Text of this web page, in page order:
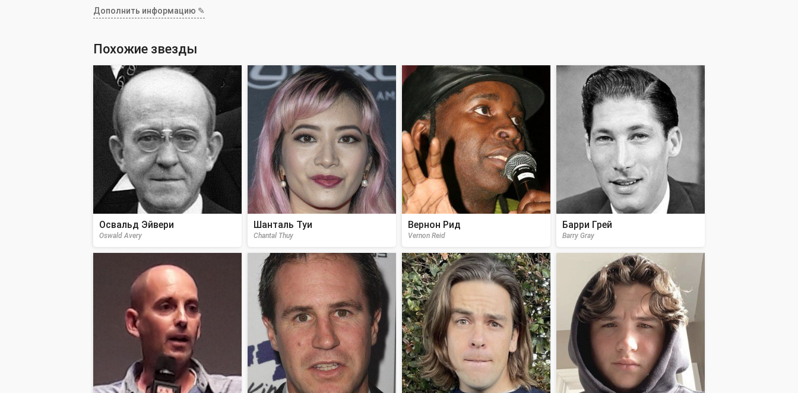
Дополнить информацию ✎
Похожие звезды
Освальд Эйвери
Oswald Avery
Шанталь Туи
Chantal Thuy
Вернон Рид
Vernon Reid
Барри Грей
Barry Gray